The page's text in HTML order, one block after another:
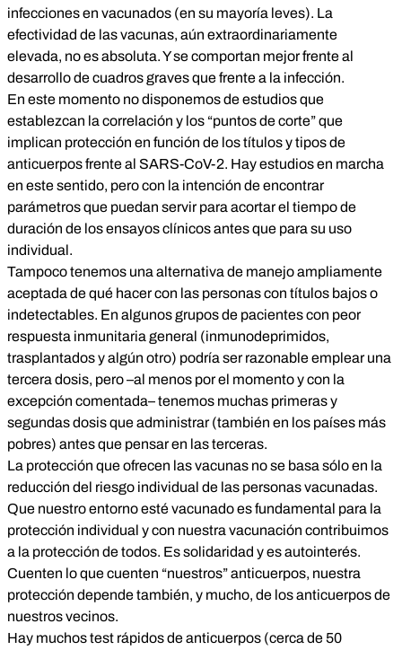
infecciones en vacunados (en su mayoría leves). La
efectividad de las vacunas, aún extraordinariamente
elevada, no es absoluta. Y se comportan mejor frente al
desarrollo de cuadros graves que frente a la infección.
En este momento no disponemos de estudios que
establezcan la correlación y los “puntos de corte” que
implican protección en función de los títulos y tipos de
anticuerpos frente al SARS-CoV-2. Hayestudios en marcha
en este sentido, pero con la intención de encontrar
parámetros que puedan servir para acortar el tiempo de
duración de los ensayos clínicos antes que para su uso
individual.
Tampoco tenemos una alternativa de manejo ampliamente
aceptada de qué hacer con las personas con títulos bajos o
indetectables. En algunos grupos de pacientes con peor
respuesta inmunitaria general (inmunodeprimidos,
trasplantados y algún otro) podría ser razonable emplear una
tercera dosis, pero –al menos por el momento y con la
excepción comentada– tenemos muchas primeras y
segundas dosis que administrar (también en los países más
pobres) antes que pensar en las terceras.
La protección que ofrecen las vacunas no se basa sólo en la
reducción del riesgo individual de las personas vacunadas.
Que nuestro entorno esté vacunado es fundamental para la
protección individual y con nuestra vacunación contribuimos
a la protección de todos. Es solidaridad y es autointerés.
Cuenten lo que cuenten “nuestros” anticuerpos, nuestra
protección depende también, y mucho, de los anticuerpos de
nuestros vecinos.
Hay muchos test rápidos de anticuerpos (cerca de 50